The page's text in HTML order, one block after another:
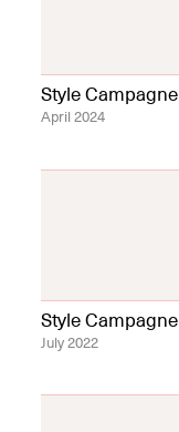
Style Campagne
April 2024
Style Campagne
July 2022